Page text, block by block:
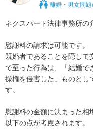
離婚・男女問
ネクスパート法律事務所の
慰謝料の請求は可能です。
既婚者であることを隠して
で至った行為は、「結婚で
操権を侵害した」ものとし
す。
慰謝料の金額に決まった相
以下の点が考慮されます。